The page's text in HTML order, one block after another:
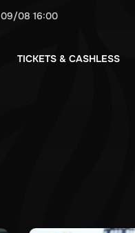
09/08 16:00
TICKETS & CASHLESS